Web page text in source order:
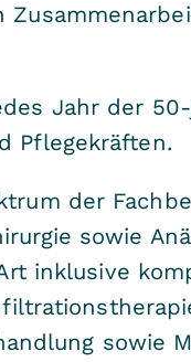
Jahr der
Pflegekräften.
der
sowie
inklusive
sowie